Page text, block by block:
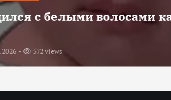
с белыми волосами
572 views